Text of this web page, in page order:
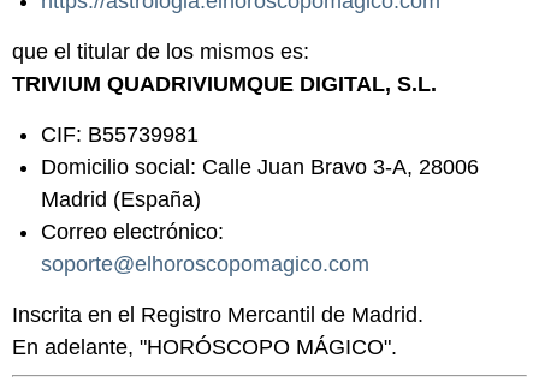
que el titular de los mismos es:
TRIVIUM QUADRIVIUMQUE DIGITAL, S.L.
CIF: B55739981
Domicilio social: Calle Juan Bravo 3-A, 28006
Madrid (España)
Correo electrónico:
soporte@elhoroscopomagico.com
Inscrita en el Registro Mercantil de Madrid.
En adelante, "HORÓSCOPO MÁGICO".